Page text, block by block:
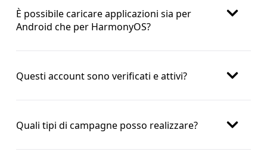
È possibile caricare applicazioni sia per
Android che per HarmonyOS?
Questi account sono verificati e attivi?
Quali tipi di campagne posso realizzare?